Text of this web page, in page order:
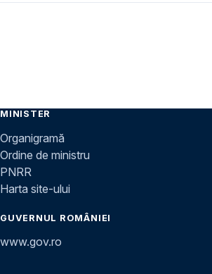
MINISTER
Organigramă
Ordine de ministru
PNRR
Harta site-ului
GUVERNUL ROMÂNIEI
www.gov.ro